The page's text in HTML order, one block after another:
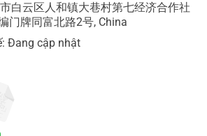
白云区人和镇大巷村第七经济合作社
门牌同富北路2号, China
Đang cập nhật